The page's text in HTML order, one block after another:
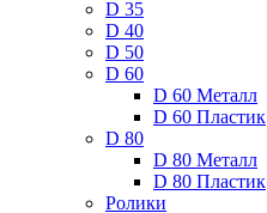
D 35
D 40
D 50
D 60
D 60 Металл
D 60 Пластик
D 80
D 80 Металл
D 80 Пластик
Ролики